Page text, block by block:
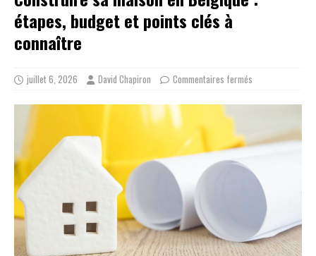
étapes, budget et points clés à
connaître
juillet 6, 2026 David Chapiron Commentaires fermés